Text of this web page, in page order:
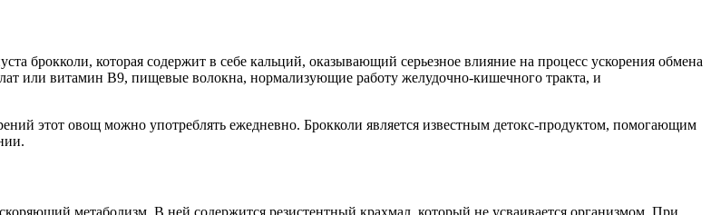
брокколи, которая содержит в себе кальций, оказывающий серьезное влияние на процесс ускорения обмена
или витамин В9, пищевые волокна, нормализующие работу желудочно-кишечного тракта, и
этот овощ можно употреблять ежедневно. Брокколи является известным детокс-продуктом, помогающим
метаболизм. В ней содержится резистентный крахмал, который не усваивается организмом. При